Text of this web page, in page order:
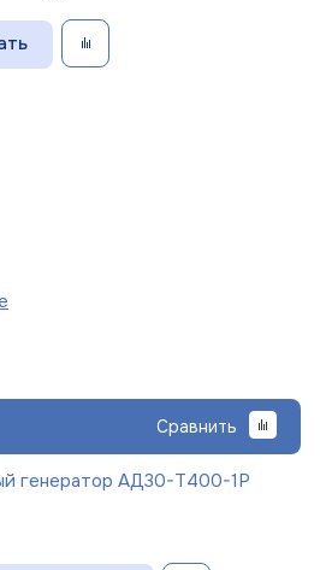
Сравнить
генератор АД30-Т400-1Р